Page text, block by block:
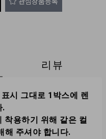
리뷰
시 그대로 1박스에 렌
.
착용하기 위해 같은 컬
해 주셔야 합니다.